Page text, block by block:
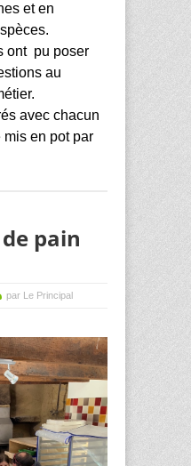
et en
ont pu poser
au
avec chacun
mis en pot par
pain
par Le Principal